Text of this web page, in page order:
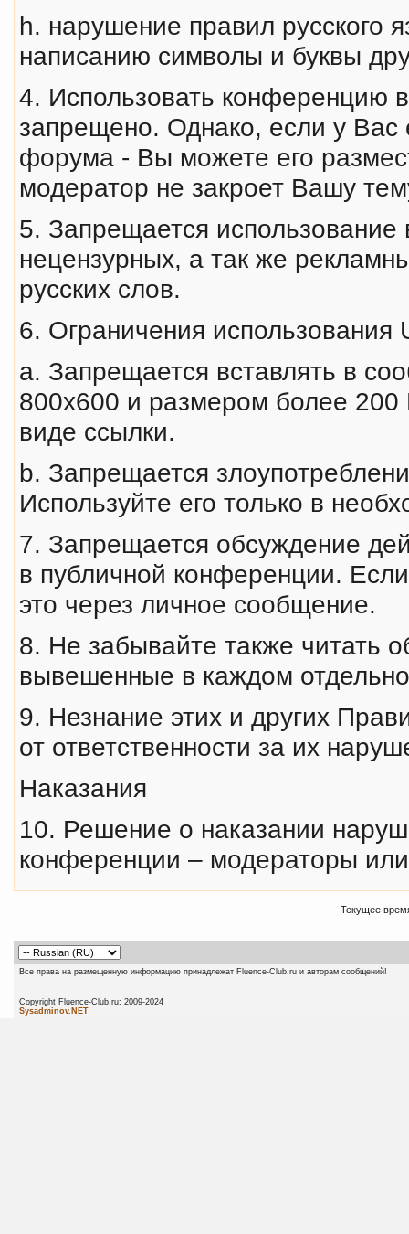
h. нарушение правил русского
написанию символы и буквы
4. Использовать конференцию в
запрещено. Однако, если у
форума - Вы можете его
модератор не закроет Вашу
5. Запрещается использование
нецензурных, а так же
русских слов.
6. Ограничения
a. Запрещается вставлять в
800x600 и размером более 200
виде ссылки.
b. Запрещается
Используйте его только в
7. Запрещается обсуждение
в публичной конференции.
это через личное сообщение.
8. Не забывайте также читать
вывешенные в каждом
9. Незнание этих и других
от ответственности за их
Наказания
10. Решение о наказании
конференции – модераторы
Текущее
Все права на размещенную информацию принадлежат Fluence-Club.ru и авторам сообщений!
Copyright Fluence-Club.ru;
Sysadminov.NET